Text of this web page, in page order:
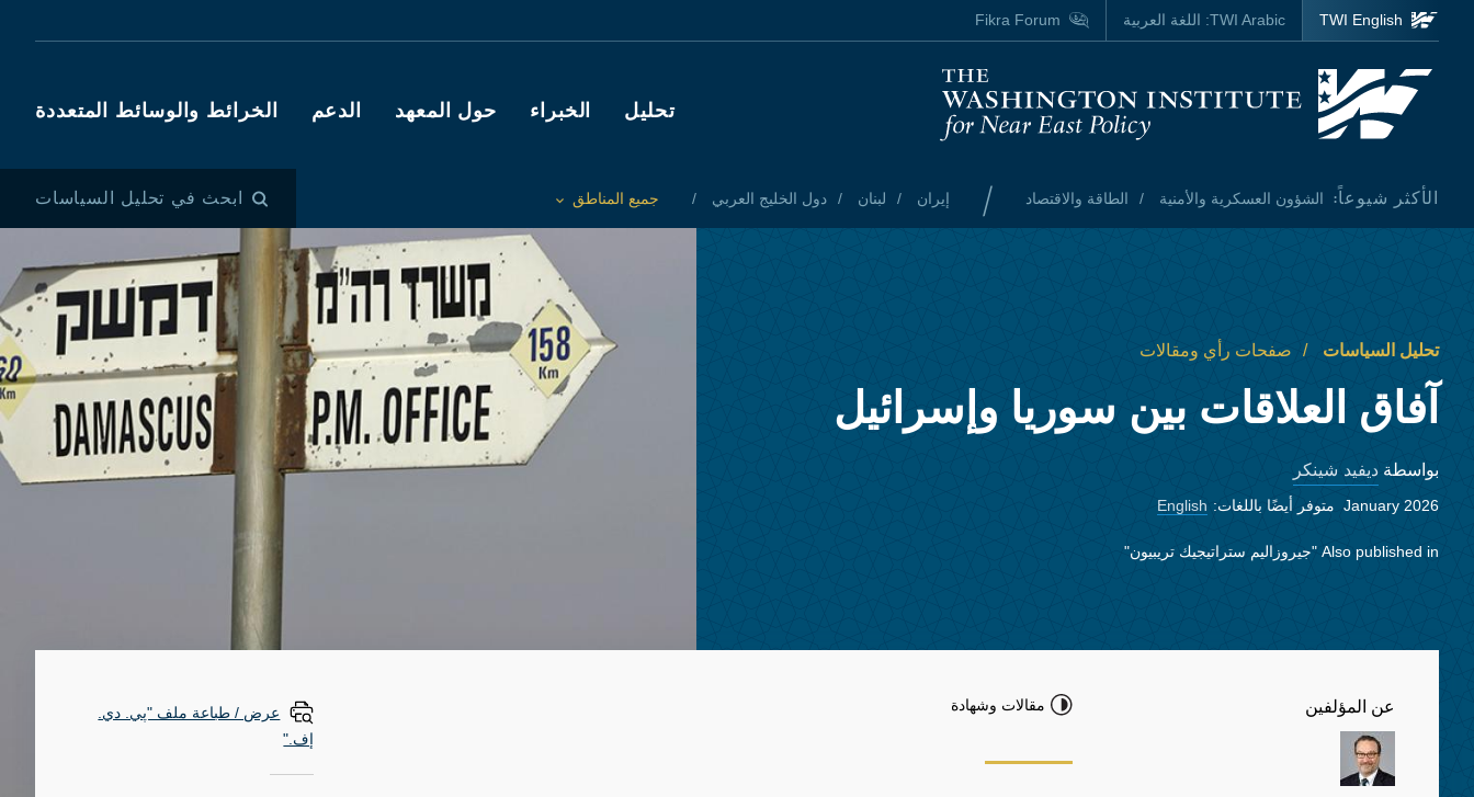
Skip to main content
Homepage
Main navigation
تحليل الخبراء حول المعهد الدعم الخرائط والوسائط المتعددة
الأكثر شيوعاً: الشؤون العسكرية والأمنية الطاقة والاقتصاد / إيران لبنان دول الخليج العربي
Toggle List of
جميع المناطق ابحث في تحليل السياسات
TWI English
TWI Arabic: اللغة العربية Fikra Forum
تحليل السياسات صفحات رأي ومقالات
آفاق العلاقات بين سوريا وإسرائيل
بواسطة ديفيد شينكر
January 2026 متوفر أيضًا باللغات: English
Also published in "جيروزاليم ستراتيجيك تريبيون"
عن المؤلفين مقالات وشهادة
عرض / طباعة ملف "پي. دي.
إف."